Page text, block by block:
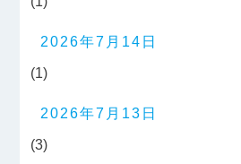
2026年7月14日
(1)
2026年7月13日
(3)